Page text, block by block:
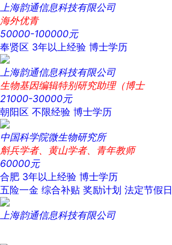
上海韵通信息科技有限公司
海外优青
50000-100000元
奉贤区 3年以上经验 博士学历
上海韵通信息科技有限公司
生物基因编辑特别研究助理（博士
21000-30000元
朝阳区 不限经验 博士学历
中国科学院微生物研究所
斛兵学者、黄山学者、青年教师
60000元
合肥 3年以上经验 博士学历
五险一金 综合补贴 奖励计划 法定节假日
上海韵通信息科技有限公司